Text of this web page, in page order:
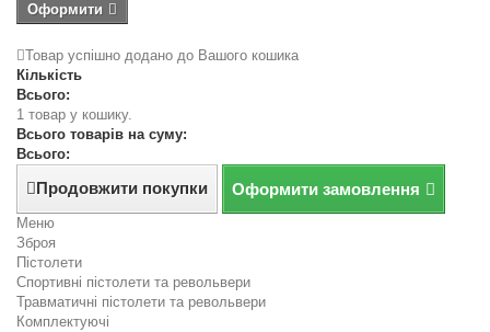
Оформити
Товар успішно додано до Вашого кошика
Кількість
Всього:
1 товар у кошику.
Всього товарів на суму:
Всього:
Продовжити покупки Оформити замовлення
Меню
Зброя
Пістолети
Спортивні пістолети та револьвери
Травматичні пістолети та револьвери
Комплектуючі